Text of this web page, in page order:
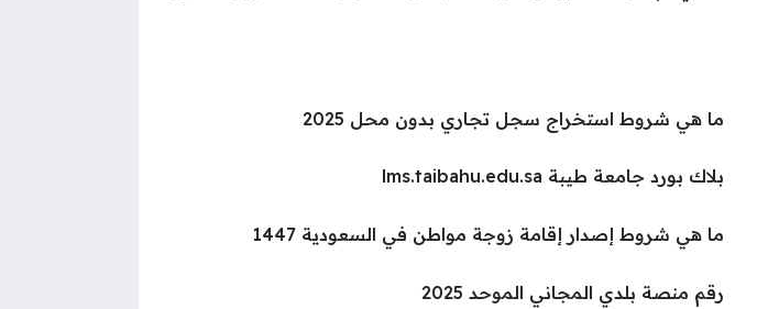
ما هي شروط استخراج سجل تجاري بدون محل 2025
بلاك بورد جامعة طيبة lms.taibahu.edu.sa
ما هي شروط إصدار إقامة زوجة مواطن في السعودية 1447
رقم منصة بلدي المجاني الموحد 2025